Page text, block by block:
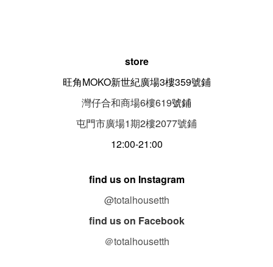
store
旺角MOKO新世紀廣場3樓359號鋪
灣仔合和商場6樓619號鋪
屯門市廣場1期2樓2077號鋪
12:00-21:00
find us on Instagram
@totalhousetth
find us on Facebook
＠totalhousetth